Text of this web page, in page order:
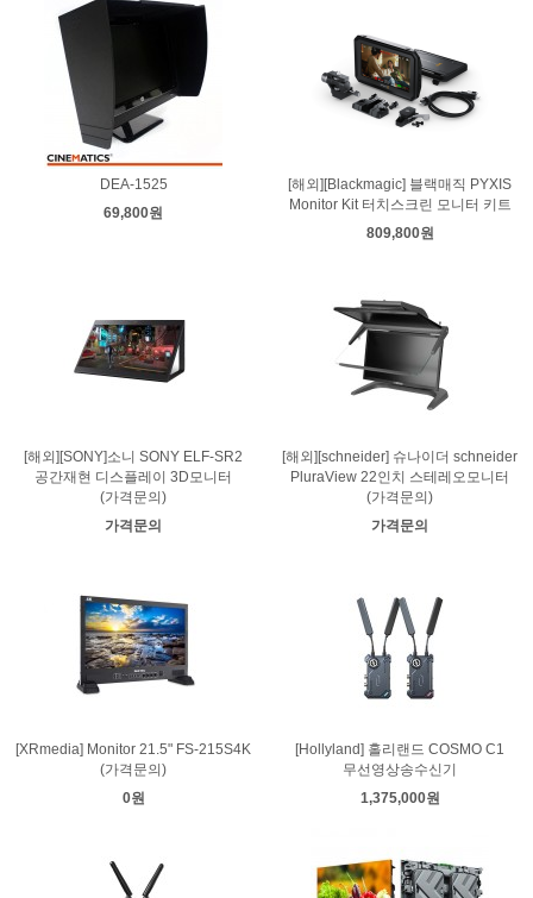
DEA-1525
69,800원
[해외][Blackmagic] 블랙매직 PYXIS
Monitor Kit 터치스크린 모니터 키트
809,800원
[해외][SONY]소니 SONY ELF-SR2
공간재현 디스플레이 3D모니터
(가격문의)
가격문의
[해외][schneider] 슈나이더 schneider
PluraView 22인치 스테레오모니터
(가격문의)
가격문의
[XRmedia] Monitor 21.5" FS-215S4K
(가격문의)
0원
[Hollyland] 홀리랜드 COSMO C1
무선영상송수신기
1,375,000원